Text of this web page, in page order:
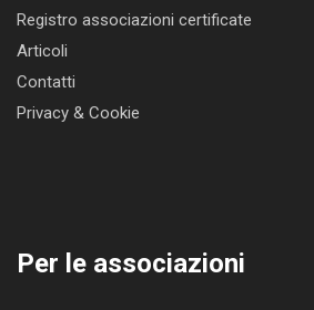
Registro associazioni certificate
Articoli
Contatti
Privacy & Cookie
Per le associazioni